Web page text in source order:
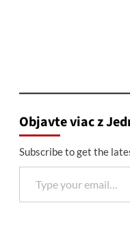
Objavte viac z
Subscribe to get the
Type your email…